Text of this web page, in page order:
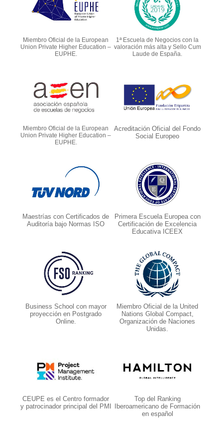
Miembro Oficial de la European
Union Private Higher Education –
EUPHE.
1ª Escuela de Negocios con la
valoración más alta y Sello Cum
Laude de España.
Miembro Oficial de la European
Union Private Higher Education –
EUPHE.
Acreditación Oficial del Fondo
Social Europeo
Maestrías con Certificados de
Auditoría bajo Normas ISO
Primera Escuela Europea con
Certificación de Excelencia
Educativa ICEEX
Business School con mayor
proyección en Postgrado
Online.
Miembro Oficial de la United
Nations Global Compact,
Organización de Naciones
Unidas.
CEUPE es el Centro formador
y patrocinador principal del PMI
Top del Ranking
Iberoamericano de Formación
en español